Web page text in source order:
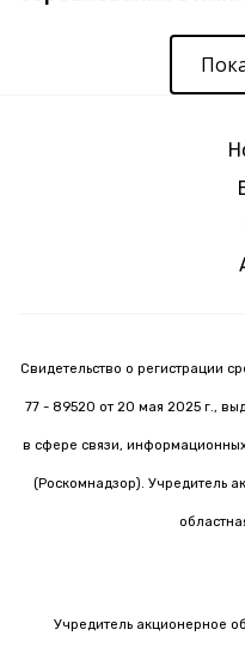
Свидетельство о регистрации
77 - 89520 от 20 мая 2025 г.,
в сфере связи,
(Роскомнадзор). Учредитель
Учредитель акционерное